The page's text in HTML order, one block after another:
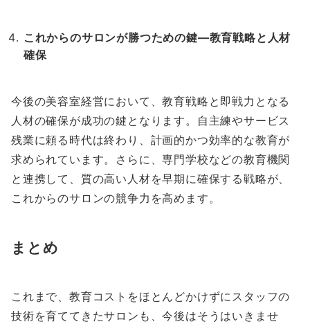
これからのサロンが勝つための鍵—教育戦略と人材
確保
今後の美容室経営において、教育戦略と即戦力となる
人材の確保が成功の鍵となります。自主練やサービス
残業に頼る時代は終わり、計画的かつ効率的な教育が
求められています。さらに、専門学校などの教育機関
と連携して、質の高い人材を早期に確保する戦略が、
これからのサロンの競争力を高めます。
まとめ
これまで、教育コストをほとんどかけずにスタッフの
技術を育ててきたサロンも、今後はそうはいきませ